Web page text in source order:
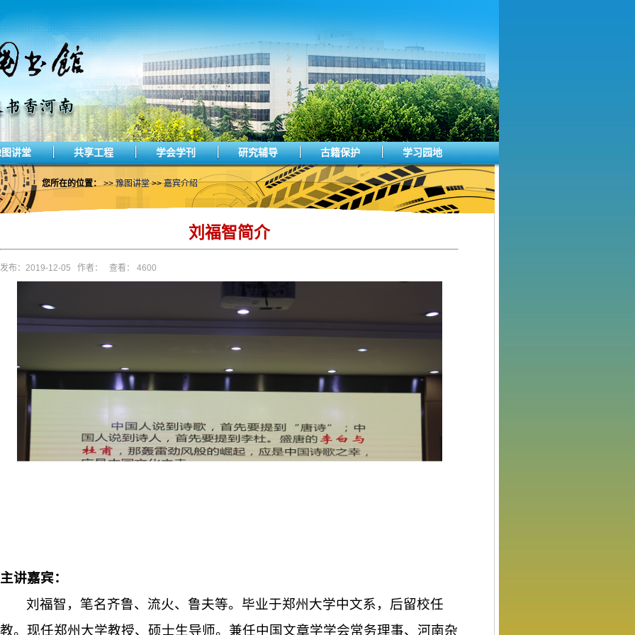
讲堂 共享工程 学会学刊 研究辅导 古籍保护 学习园地
您所在的位置：>>豫图讲堂>>嘉宾介绍
刘福智简介
发布：2019-12-05 作者： 查看： 4600
主讲嘉宾：
刘福智，笔名齐鲁、流火、鲁夫等。毕业于郑州大学中文系，后留校任
教。现任郑州大学教授、硕士生导师。兼任中国文章学学会常务理事、河南杂